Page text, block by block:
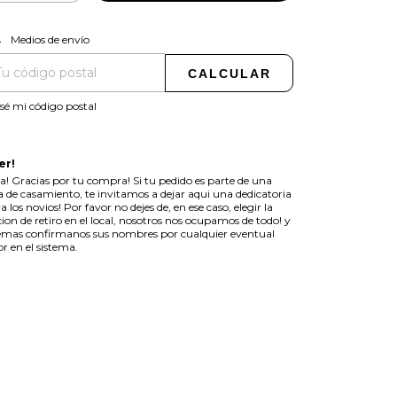
para el CP:
Medios de envío
CALCULAR
mi código postal
Gracias por tu compra! Si tu pedido es parte de una
de casamiento, te invitamos a dejar aqui una dedicatoria
los novios! Por favor no dejes de, en ese caso, elegir la
de retiro en el local, nosotros nos ocupamos de todo! y
confirmanos sus nombres por cualquier eventual
en el sistema.